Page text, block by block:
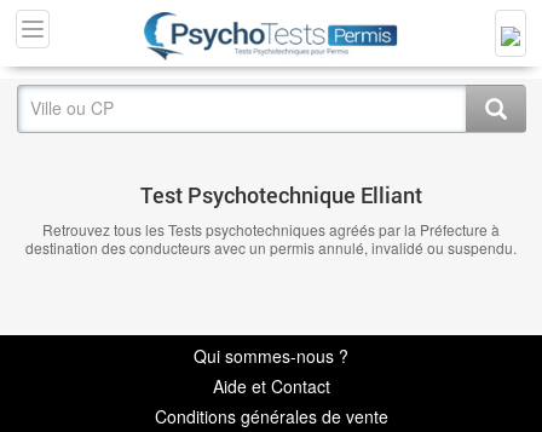
Test Psychotechnique Elliant
Retrouvez tous les Tests psychotechniques agréés par la Préfecture à
destination des conducteurs avec un permis annulé, invalidé ou suspendu.
Qui sommes-nous ?
Aide et Contact
Conditions générales de vente